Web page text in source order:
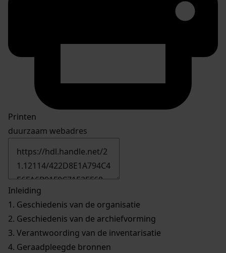
Printen
duurzaam webadres
Inleiding
1. Geschiedenis van de organisatie
2. Geschiedenis van de archiefvorming
3. Verantwoording van de inventarisatie
4. Geraadpleegde bronnen